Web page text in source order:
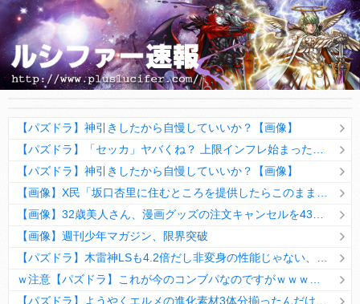
【パズドラ】神引きしたから自慢していいか？【画像】
【パズドラ】神引きしたから自慢していいか？【画像】
【画像】週刊少年マガジン、限界突破